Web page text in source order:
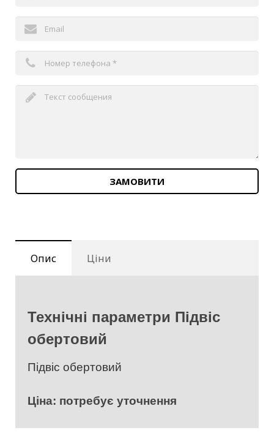
ЗАМОВИТИ
Опис Ціни
Технічні параметри Підвіс
обертовий
Підвіс обертовий
Ціна: потребує уточнення